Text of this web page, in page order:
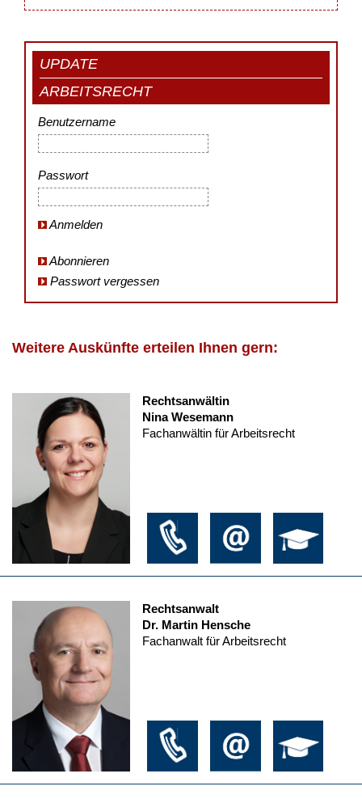
UPDATE
ARBEITSRECHT
Benutzername
Passwort
Anmelden
Abonnieren
Passwort vergessen
Weitere Auskünfte erteilen Ihnen gern:
Rechtsanwältin
Nina Wesemann
Fachanwältin für Arbeitsrecht
Rechtsanwalt
Dr. Martin Hensche
Fachanwalt für Arbeitsrecht